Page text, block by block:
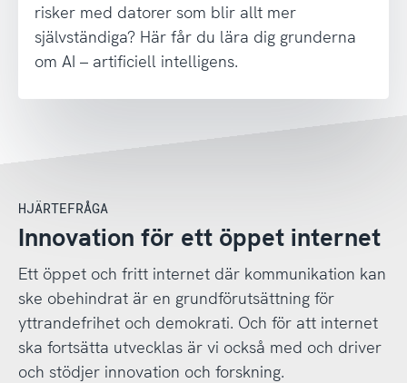
risker med datorer som blir allt mer
självständiga? Här får du lära dig grunderna
om AI – artificiell intelligens.
HJÄRTEFRÅGA
Innovation för ett öppet internet
Ett öppet och fritt internet där kommunikation kan
ske obehindrat är en grundförutsättning för
yttrandefrihet och demokrati. Och för att internet
ska fortsätta utvecklas är vi också med och driver
och stödjer innovation och forskning.